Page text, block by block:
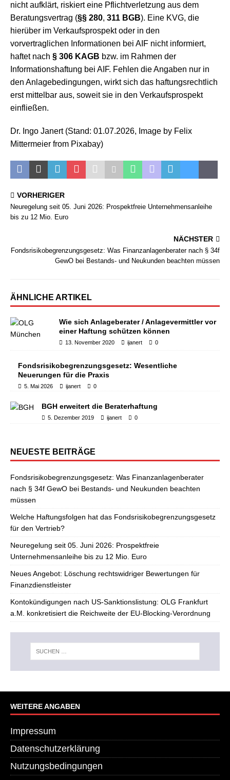
nicht aufklärt, riskiert eine Pflichtverletzung aus dem
Beratungsvertrag (§§ 280, 311 BGB). Eine KVG, die
hierüber im Verkaufsprospekt oder in den
vorvertraglichen Informationen bei AIF nicht informiert,
haftet nach § 306 KAGB bzw. im Rahmen der
Informationshaftung bei AIF. Fehlen die Angaben nur in
den Anlagebedingungen, wirkt sich das haftungsrechtlich
erst mittelbar aus, soweit sie in den Verkaufsprospekt
einfließen.
Dr. Ingo Janert (Stand: 01.07.2026, Image by Felix
Mittermeier from Pixabay)
VORHERIGER
Neuregelung seit 05. Juni 2026: Prospektfreie Unternehmensanleihe
bis zu 12 Mio. Euro
NÄCHSTER
Fondsrisikobegrenzungsgesetz: Was Finanzanlagenberater nach § 34f
GewO bei Bestands- und Neukunden beachten müssen
ÄHNLICHE ARTIKEL
Wie sich Anlageberater / Anlagevermittler vor
einer Haftung schützen können
13. November 2020 ijanert 0
Fondsrisikobegrenzungsgesetz: Wesentliche
Neuerungen für die Praxis
5. Mai 2026 ijanert 0
BGH erweitert die Beraterhaftung
5. Dezember 2019 ijanert 0
NEUESTE BEITRÄGE
Fondsrisikobegrenzungsgesetz: Was Finanzanlagenberater
nach § 34f GewO bei Bestands- und Neukunden beachten
müssen
Welche Haftungsfolgen hat das Fondsrisikobegrenzungsgesetz
für den Vertrieb?
Neuregelung seit 05. Juni 2026: Prospektfreie
Unternehmensanleihe bis zu 12 Mio. Euro
Neues Angebot: Löschung rechtswidriger Bewertungen für
Finanzdienstleister
Kontokündigungen nach US-Sanktionslistung: OLG Frankfurt
a.M. konkretisiert die Reichweite der EU-Blocking-Verordnung
WEITERE ANGABEN
Impressum
Datenschutzerklärung
Nutzungsbedingungen